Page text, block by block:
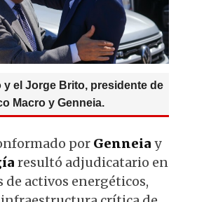
y el Jorge Brito, presidente de
Macro y Genneia.
por Genneia y
resultó adjudicatario en
de activos energéticos,